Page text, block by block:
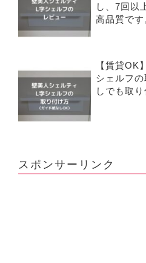
し、7回以
高品質です
【賃貸OK
シェルフ
しでも取り
スポンサーリンク